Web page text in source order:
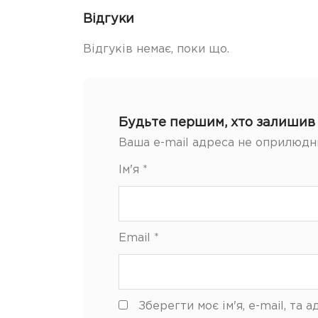
Відгуки
Відгуків немає, поки що.
Будьте першим, хто залишив
Ваша e-mail адреса не
Ім'я *
Email *
Зберегти моє ім'я, e-mail, та